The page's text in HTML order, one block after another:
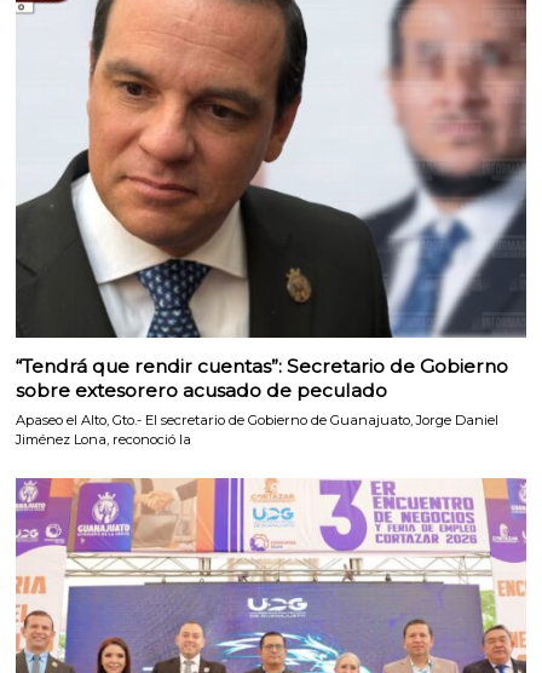
“Tendrá que rendir cuentas”: Secretario de Gobierno
sobre extesorero acusado de peculado
Apaseo el Alto, Gto.- El secretario de Gobierno de Guanajuato, Jorge Daniel
Jiménez Lona, reconoció la